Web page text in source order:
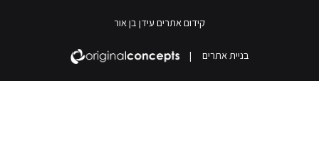
קידום אתרים עידן בן אור
בניית אתרים |